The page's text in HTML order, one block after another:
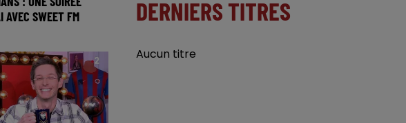
AVEC SWEET FM
DERNIERS TITRES
Aucun titre